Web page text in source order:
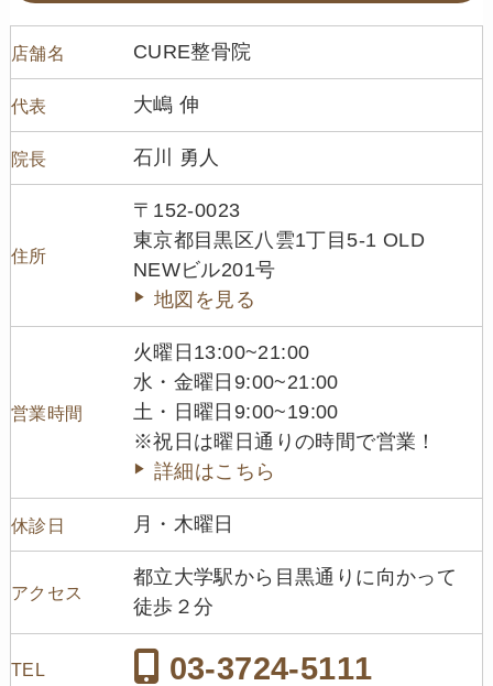
店舗名 CURE整骨院
代表 大嶋 伸
院長 石川 勇人
住所
〒152-0023
東京都目黒区八雲1丁目5-1 OLD
NEWビル201号
地図を見る
営業時間
火曜日13:00~21:00
水・金曜日9:00~21:00
土・日曜日9:00~19:00
※祝日は曜日通りの時間で営業！
詳細はこちら
休診日 月・木曜日
アクセス
都立大学駅から目黒通りに向かって
徒歩２分
TEL 03-3724-5111